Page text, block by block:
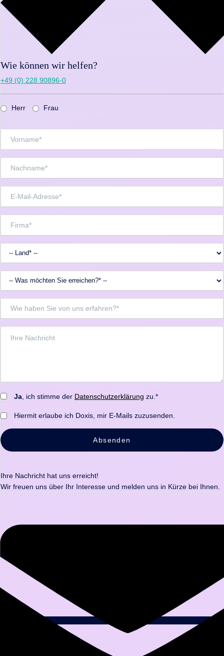
Wie können wir helfen?
+49 (0) 228 90896-0
Herr Frau
Ja , ich stimme der Datenschutzerklärung zu.*
Hiermit erlaube ich Doxis, mir E-Mails zuzusenden.
Absenden
Ihre Nachricht hat uns erreicht!
Wir freuen uns über Ihr Interesse und melden uns in Kürze bei Ihnen.